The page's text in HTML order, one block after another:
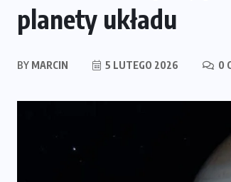
planety układu
BY MARCIN 5 LUTEGO 2026 0